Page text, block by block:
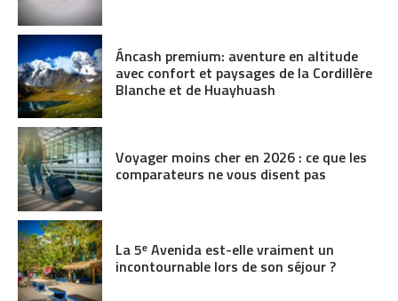
Áncash premium: aventure en altitude
avec confort et paysages de la Cordillère
Blanche et de Huayhuash
Voyager moins cher en 2026 : ce que les
comparateurs ne vous disent pas
La 5ᵉ Avenida est-elle vraiment un
incontournable lors de son séjour ?